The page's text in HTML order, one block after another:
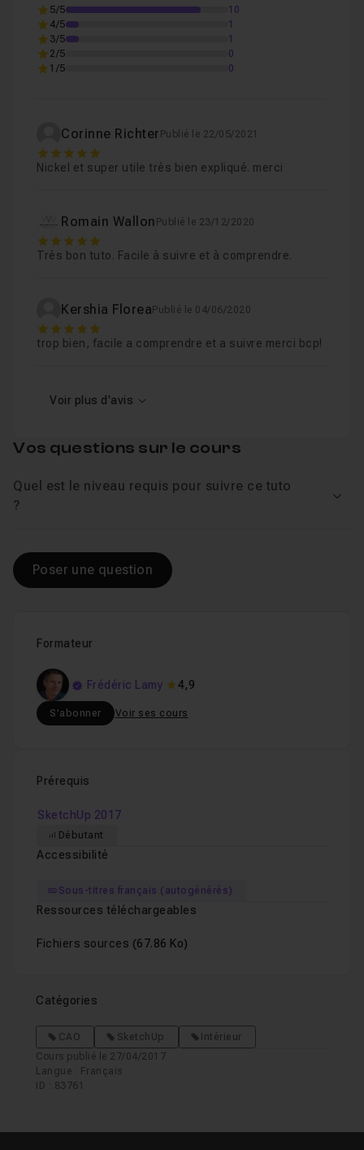
Leçon 3 3 Choisir des couleurs en ligne
Leçon 5
5/5
10
4/5
1
3/5
1
2/5
0
1/5
0
Corinne Richter Publié le 22/05/2021
5
Nickel et super utile très bien expliqué. merci
Romain Wallon Publié le 23/12/2020
5
Très bon tuto. Facile à suivre et à comprendre.
Kershia Florea Publié le 04/06/2020
5
trop bien, facile a comprendre et a suivre merci bcp!
Voir plus d'avis
Formateur
Frédéric Lamy 4,9
S'abonner Voir ses cours
Prérequis
SketchUp 2017
Débutant
Accessibilité
Sous-titres français (autogénérés)
Ressources téléchargeables
Fichiers sources (67.86 Ko)
Catégories
CAO SketchUp
Intérieur
Cours publié le 27/04/2017
Langue : Français
ID : 83761
Vos questions sur le cours
Quel est le niveau requis pour suivre ce tuto
?
Poser une question